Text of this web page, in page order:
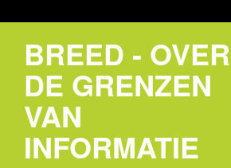
BREED - OVER
DE GRENZEN
VAN
INFORMATIE